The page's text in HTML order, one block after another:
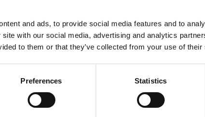
and ads, to provide social media features and to
with our social media, advertising and analytics
to them or that they’ve collected from your use of
Preferences Statistics
verkligheten ser ut.
BLI MEDLEM